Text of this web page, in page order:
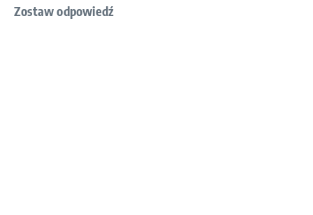
Zostaw odpowiedź